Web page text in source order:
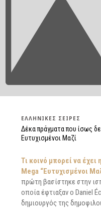
ΕΛΛΗΝΙΚΈΣ ΣΕΙΡΈΣ
Δέκα πράγματα που ίσως
Ευτυχισμένοι Μαζί
Τι κοινό μπορεί να
Mega “Ευτυχισμένοι
πρώτη βασίστηκε στην
οποία έφτιαξαν ο Daniel
δημιουργός της